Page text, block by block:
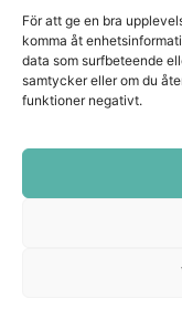
För att ge en bra
komma åt
data som surfbeteende
samtycker eller om du
funktioner negativt.